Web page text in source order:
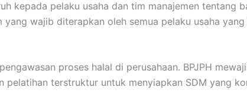
kepada pelaku usaha dan tim manajemen tentang
yang wajib diterapkan oleh semua pelaku usaha
proses halal di perusahaan. BPJPH
terstruktur untuk menyiapkan SDM yang